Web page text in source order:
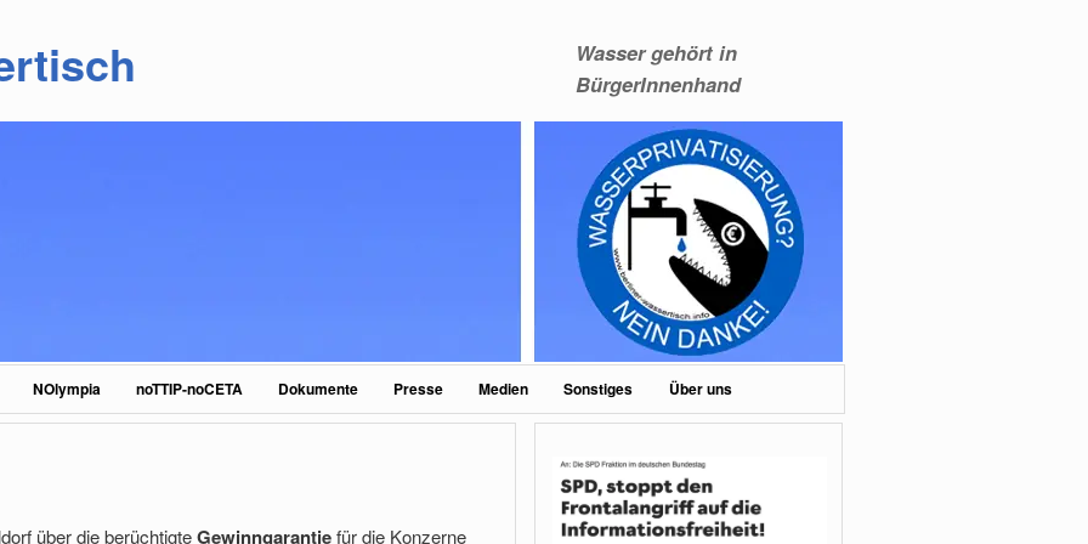
Wasser gehört in
BürgerInnenhand
NOlympia noTTIP-noCETA Dokumente Presse Medien Sonstiges Über uns
über die berüchtigteGewinngarantiefür die Konzerne